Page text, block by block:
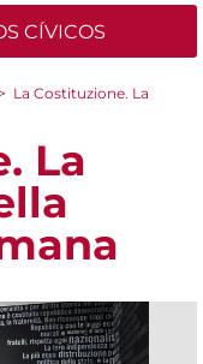
CÍVICOS
La Costituzione. La
La